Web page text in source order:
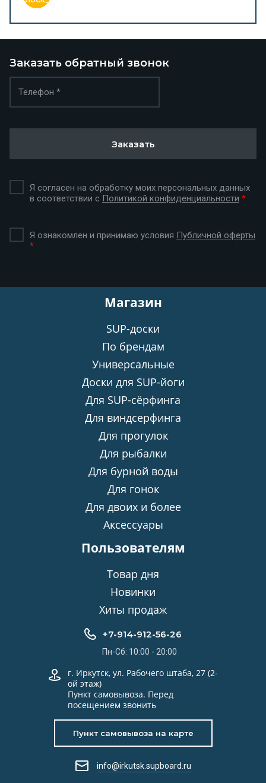
Заказать обратный звонок
Я согласен на обработку моих персональных данных
в соответствии с Политикой конфиденциальности *
Я ознакомлен и принимаю условия Публичной оферты
*
Заказать
Магазин
SUP-доски
По брендам
Универсальные
Доски для SUP-йоги
Для SUP-сёрфинга
Для виндсерфинга
Для прогулок
Для рыбалки
Для бурной воды
Для гонок
Для двоих и более
Аксессуары
Пользователям
Товар дня
Новинки
Хиты продаж
+7-914-912-56-26
Пн-Сб: 10:00 - 20:00
г. Иркутск, ул. Рабочего штаба, 27 (2-
ой этаж)
Пункт самовывоза. Перед
посещением звонить
Пункт самовывоза на карте
info@irkutsk.supboard.ru